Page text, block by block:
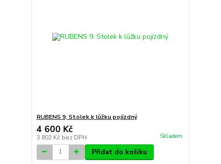
RUBENS 9, Stolek k lůžku pojízdný
4 600 Kč
3 802 Kč bez DPH Skladem
Přidat do košíku